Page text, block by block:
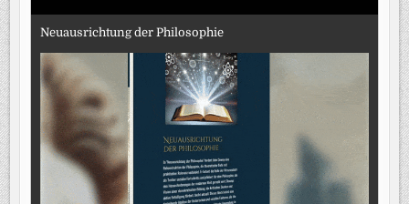
Neuausrichtung der Philosophie